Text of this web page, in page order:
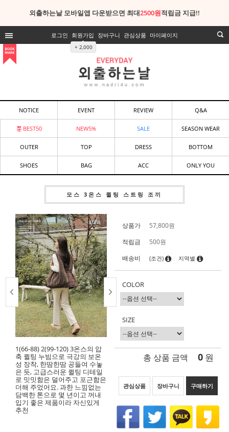
외출하는날 모바일앱 다운받으면 최대2500원적립금 지급!!
로그인 회원가입
+ 2,000
장바구니 관심상품 마이페이지
NOTICE EVENT REVIEW Q&A
BEST50 NEW5% SALE SEASON WEAR
OUTER TOP DRESS BOTTOM
SHOES BAG ACC ONLY YOU
모스 3온스 퀼팅 스트링 조끼
1(66-88) 2(99-120) 3온스의 압
축 퀼팅 누빔으로 극강의 보온
성 장착, 한땀한땀 공들여 수놓
은 듯, 고급스러운 퀼팅 디테일
로 밋밋함은 덜어주고 포근함은
더해 주었어요. 과한 느낌없는
담백한 톤으로 몇 년이고 꺼내
입기 좋은 제품이라 자신있게
추천
상품가 57,800원
적립금
500원
배송비
(조건) 지역별
COLOR
SIZE
총 상품 금액 0 원
관심상품 장바구니 구매하기